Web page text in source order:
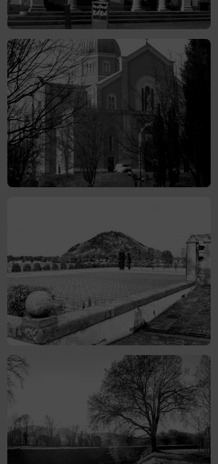
GUARDA GLI ANNUNCI
Montegrotto Terme
Il mercato immobiliare di Montegrotto Terme offre
una varietà di opportunità sia per chi cerca una
residenza permanente che per gli investitori
interessati a proprietà destinate all’affitto turistico o
GUARDA GLI ANNUNCI
Teolo
Caratterizzato da un’ampia varietà di proprietà
immobiliari che rispecchiano il fascino e la storia
della regione. Un luogo ideale per coloro che
cercano una residenza immersa nel panorama dei
Colli Euganei.
GUARDA GLI ANNUNCI
Selvazzano Dentro
Selvazzano offre varie opzioni abitative per
soddisfare diverse esigenze e preferenze. La sua
posizione strategica, a breve distanza da Padova e
dai Colli Euganei, lo rende un luogo ideale per chi
cerca una residenza permanente.